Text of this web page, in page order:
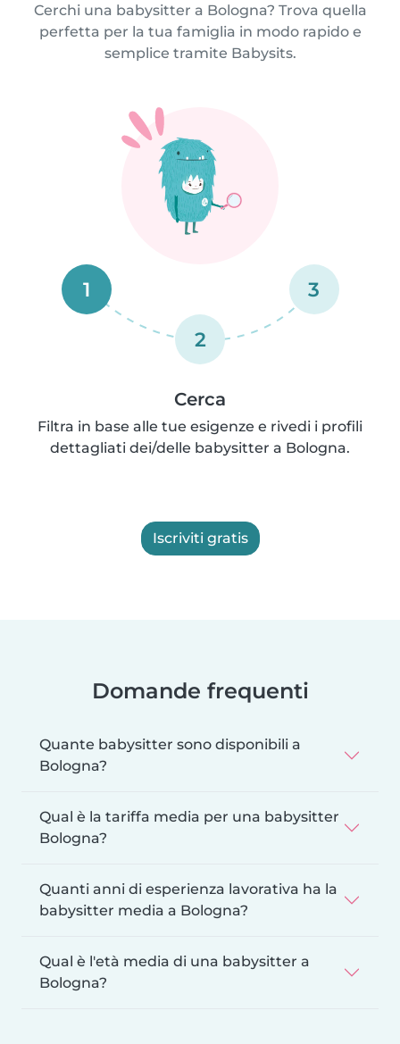
Cerchi una babysitter a Bologna? Trova quella
perfetta per la tua famiglia in modo rapido e
semplice tramite Babysits.
1
2
3
Cerca
Filtra in base alle tue esigenze e rivedi i profili
dettagliati dei/delle babysitter a Bologna.
Iscriviti gratis
Domande frequenti
Quante babysitter sono disponibili a
Bologna?
Qual è la tariffa media per una babysitter
Bologna?
Quanti anni di esperienza lavorativa ha la
babysitter media a Bologna?
Qual è l'età media di una babysitter a
Bologna?